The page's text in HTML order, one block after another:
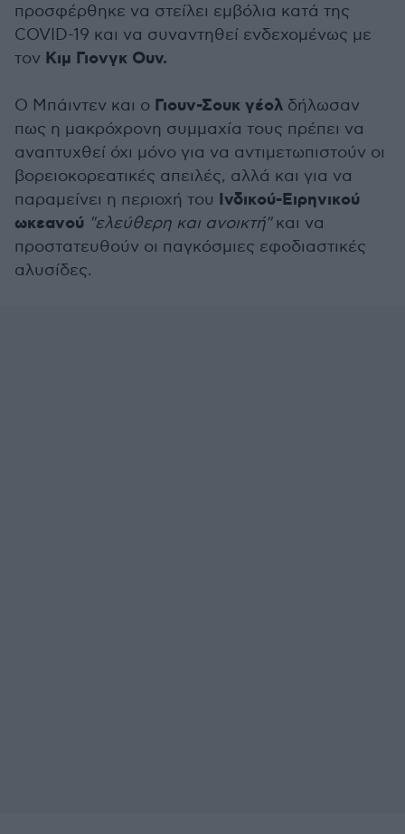
προσφέρθηκε να στείλει εμβόλια κατά της
COVID-19 και να συναντηθεί ενδεχομένως με
τον Κιμ Γιονγκ Ουν.
Ο Μπάιντεν και ο Γιουν-Σουκ γέολ δήλωσαν
πως η μακρόχρονη συμμαχία τους πρέπει να
αναπτυχθεί όχι μόνο για να αντιμετωπιστούν οι
βορειοκορεατικές απειλές, αλλά και για να
παραμείνει η περιοχή του Ινδικού-Ειρηνικού
ωκεανού "ελεύθερη και ανοικτή"και να
προστατευθούν οι παγκόσμιες εφοδιαστικές
αλυσίδες.